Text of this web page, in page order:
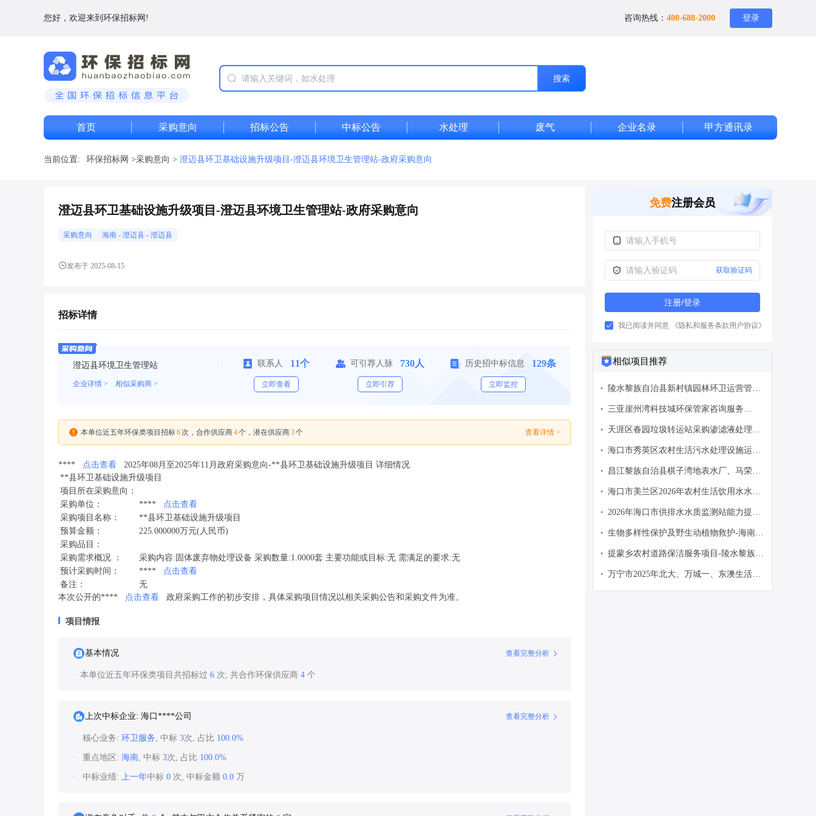
您好，欢迎来到环保招标网! 咨询热线： 400-688-2000 登录
搜索
首页 采购意向 招标公告 中标公告 水处理 废气 企业名录 甲方通讯录
当前位置: 环保招标网 >采购意向 > 澄迈县环卫基础设施升级项目-澄迈县环境卫生管理站-政府采购意向
澄迈县环卫基础设施升级项目-澄迈县环境卫生管理站-政府采购意向
采购意向 海南 - 澄迈县 - 澄迈县
发布于 2025-08-15
招标详情
澄迈县环境卫生管理站
企业详情 > 相似采购商 >
联系人 11个
立即查看
可引荐人脉 730人
立即引荐
历史招中标信息 129条
立即监控
本单位近五年环保类项目招标6 次，合作供应商4个，潜在供应商3个 查看详情 >
**** 点击查看
2025年08月至2025年11月政府采购意向-**县环卫基础设施升级项目 详细情况
**县环卫基础设施升级项目
项目所在采购意向：
采购单位：
****
点击查看
采购项目名称：
**县环卫基础设施升级项目
预算金额：
225.000000万元(人民币)
采购品目：
采购需求概况 ：
采购内容:固体废弃物处理设备 采购数量:1.0000套 主要功能或目标:无 需满足的要求:无
预计采购时间：
****
点击查看
备注：
无
本次公开的****
点击查看 政府采购工作的初步安排，具体采购项目情况以相关采购公告和采购文件为准。
项目情报
基本情况 查看完整分析
本单位近五年环保类项目共招标过 6 次; 共合作环保供应商 4 个
上次中标企业: 海口****公司 查看完整分析
核心业务: 环卫服务, 中标 3次, 占比 100.0%
重点地区: 海南, 中标 3次, 占比 100.0%
中标业绩: 上一年中标 0 次, 中标金额 0.0 万
免费注册会员
获取验证码
注册/登录
我已阅读并同意 《隐私和服务条款用户协议》
相似项目推荐
•
陵水黎族自治县新村镇园林环卫运营管理
府采购意向
• 三亚崖州湾科技城环保管家咨询服务
理局-政府采购意向
•
天涯区春园垃圾转运站采购渗滤液处理设
向
• 海口市秀英区农村生活污水处理设施运维
意向
•
昌江黎族自治县棋子湾地表水厂、马荣港
黎族自治县水务局-政府采购意向
• 海口市美兰区2026年农村生活饮用水水质
• 2026年海口市供排水水质监测站能力提升
意向
• 生物多样性保护及野生动植物救护-海南热
购意向
• 提蒙乡农村道路保洁服务项目-陵水黎族自
• 万宁市2025年北大、万城一、东澳生活垃